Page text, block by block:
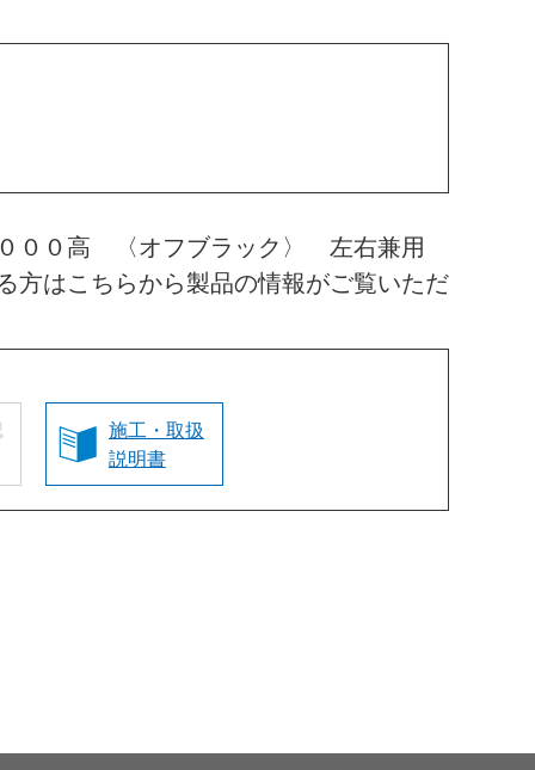
０高 〈オフブラック〉 左右兼用
はこちらから製品の情報がご覧いただ
施工・取扱
説明書